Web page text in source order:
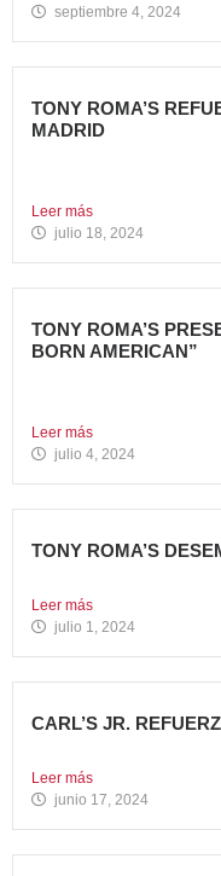
septiembre 4, 2024
TONY ROMA’S
MADRID
Leer más
julio 18, 2024
TONY ROMA’S
BORN AMERICAN”
Leer más
julio 4, 2024
TONY ROMA’S
Leer más
julio 1, 2024
CARL’S JR.
Leer más
junio 17, 2024